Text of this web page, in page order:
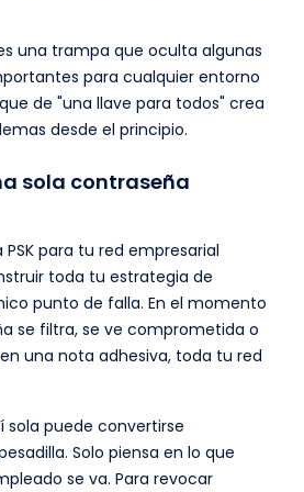
una trampa que oculta algunas
para cualquier entorno
de "una llave para todos" crea
desde el principio.
sola contraseña
para tu red empresarial
toda tu estrategia de
punto de falla. En el momento
se filtra, se ve comprometida o
una nota adhesiva, toda tu red
sola puede convertirse
Solo piensa en lo que
se va. Para revocar